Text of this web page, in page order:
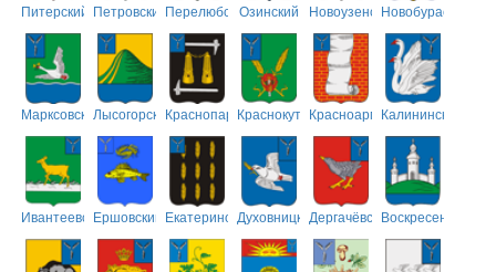
Питерский ПетровскийПерелюбскийОзинский НовоузенскийНовобурасский
МарксовскийЛысогорскийКраснопартизанский
КраснокутскийКрасноармейский
Калининский
ИвантеевскийЕршовский ЕкатериновскийДуховницкийДергачёвскийВоскресенский